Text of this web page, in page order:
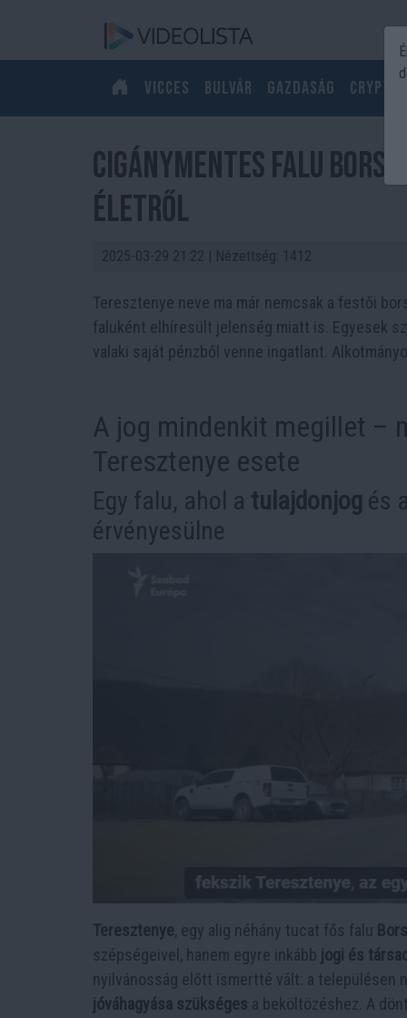
Vicces Bulvár Gazdaság Crypto
Cigánymentes falu
életről
2025-03-29 21:22 | Nézettség: 1412
Teresztenye neve ma már nemcsak a festői
faluként elhíresült jelenség miatt is. Egyesek
valaki saját pénzből venne ingatlant.
A jog mindenkit megillet –
Teresztenye esete
Egy falu, ahol a tulajdonjog és
érvényesülne
Teresztenye, egy alig néhány tucat fős falu
szépségeivel, hanem egyre inkább jogi és
nyilvánosság előtt ismertté vált: a településen
jóváhagyása szükséges a beköltözéshez. A